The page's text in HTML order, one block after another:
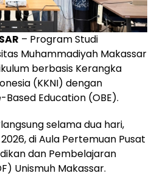
– Program Studi
Muhammadiyah Makassar
berbasis Kerangka
(KKNI) dengan
Education (OBE).
selama dua hari,
di Aula Pertemuan Pusat
dan Pembelajaran
Unismuh Makassar.